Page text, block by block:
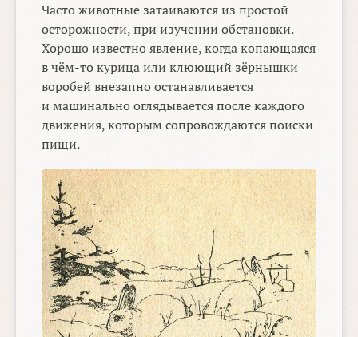
Часто животные затаиваются из простой
осторожности, при изучении обстановки.
Хорошо известно явление, когда копающаяся
в чём-то курица или клюющий зёрнышки
воробей внезапно останавливается
и машинально оглядывается после каждого
движения, которым сопровождаются поиски
пищи.